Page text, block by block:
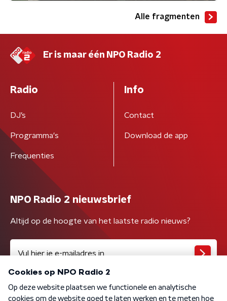
Alle fragmenten
Er is maar één NPO Radio 2
Radio
DJ’s
Programma's
Frequenties
Info
Contact
Download de app
NPO Radio 2 nieuwsbrief
Altijd op de hoogte van het laatste radio nieuws?